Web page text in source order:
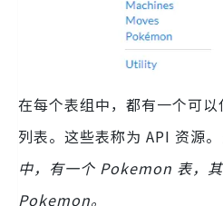
在每个表组中，都有一个可
列表。这些表称为 API 资源。
中，有一个 Pokemon 表，
Pokemon。